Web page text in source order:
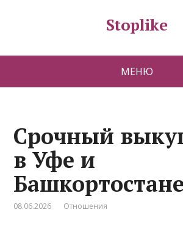
Stoplike
МЕНЮ
Срочный
в Уфе и
Башкортостане
08.06.2026 Отношения